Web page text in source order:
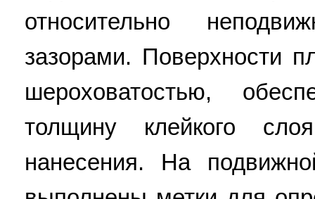
относительно
зазорами. Поверхности
шероховатостью,
толщину клейкого
нанесения. На